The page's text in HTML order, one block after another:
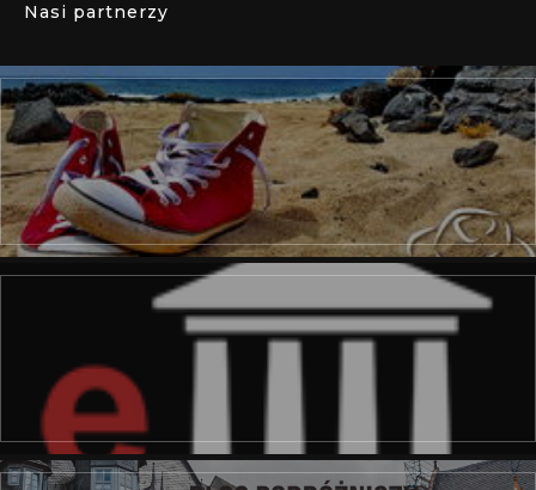
Nasi partnerzy